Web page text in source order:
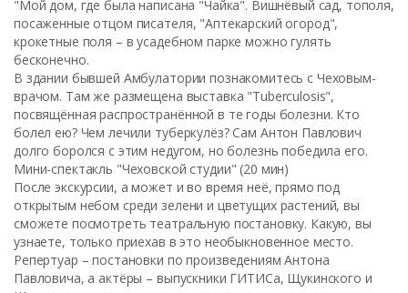
"Мой дом, где была написана "Чайка". Вишнёвый сад, тополя,
посаженные отцом писателя, "Аптекарский огород",
крокетные поля – в усадебном парке можно гулять
бесконечно.
В здании бывшей Амбулатории познакомитесь с Чеховым-
врачом. Там же размещена выставка "Tuberculosis",
посвящённая распространённой в те годы болезни. Кто
болел ею? Чем лечили туберкулёз? Сам Антон Павлович
долго боролся с этим недугом, но болезнь победила его.
Мини-спектакль "Чеховской студии" (20 мин)
После экскурсии, а может и во время неё, прямо под
открытым небом среди зелени и цветущих растений, вы
сможете посмотреть театральную постановку. Какую, вы
узнаете, только приехав в это необыкновенное место.
Репертуар – постановки по произведениям Антона
Павловича, а актёры – выпускники ГИТИСа, Щукинского и